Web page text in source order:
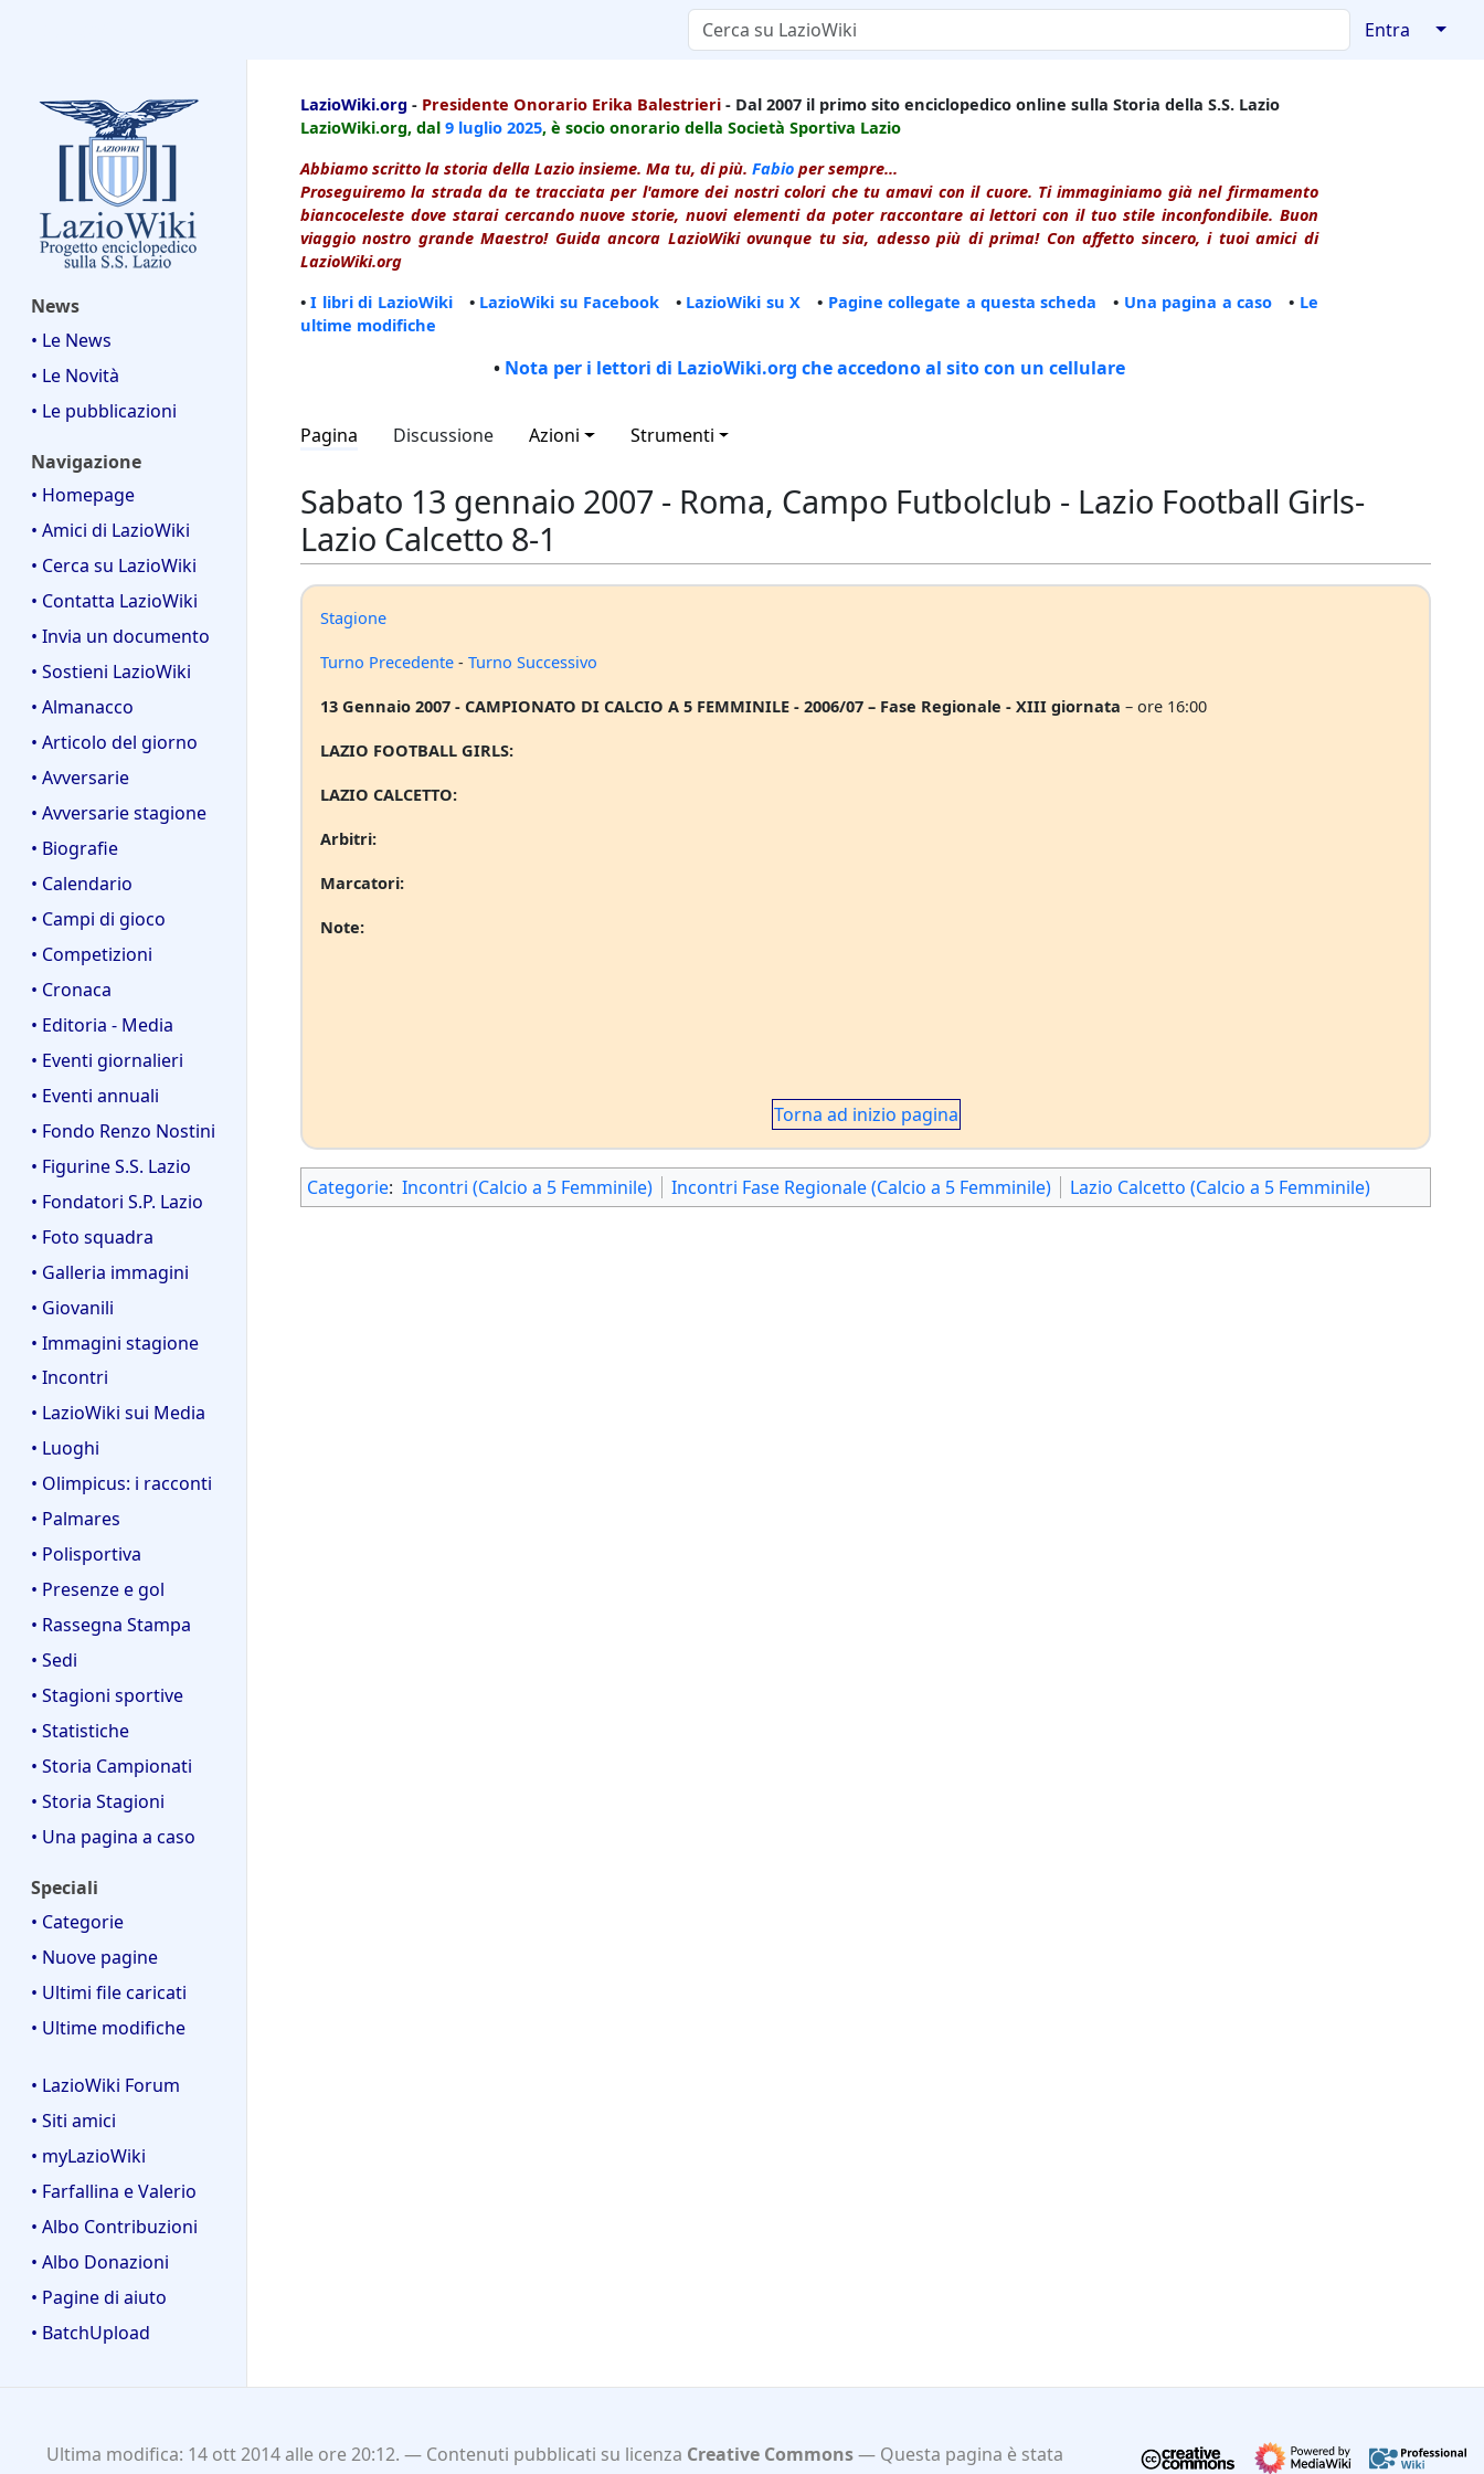
Entra ↓
News
• Le News
• Le Novità
• Le pubblicazioni
Navigazione
• Homepage
• Amici di LazioWiki
• Cerca su LazioWiki
• Contatta LazioWiki
• Invia un documento
• Sostieni LazioWiki
• Almanacco
• Articolo del giorno
• Avversarie
• Avversarie stagione
• Biografie
• Calendario
• Campi di gioco
• Competizioni
• Cronaca
• Editoria - Media
• Eventi giornalieri
• Eventi annuali
• Fondo Renzo Nostini
• Figurine S.S. Lazio
• Fondatori S.P. Lazio
• Foto squadra
• Galleria immagini
• Giovanili
• Immagini stagione
• Incontri
• LazioWiki sui Media
• Luoghi
• Olimpicus: i racconti
• Palmares
• Polisportiva
• Presenze e gol
• Rassegna Stampa
• Sedi
• Stagioni sportive
• Statistiche
• Storia Campionati
• Storia Stagioni
• Una pagina a caso
Speciali
• Categorie
• Nuove pagine
• Ultimi file caricati
• Ultime modifiche
• LazioWiki Forum
• Siti amici
• myLazioWiki
• Farfallina e Valerio
• Albo Contribuzioni
• Albo Donazioni
• Pagine di aiuto
• BatchUpload
LazioWiki.org - Presidente Onorario Erika Balestrieri - Dal 2007 il primo sito enciclopedico online sulla Storia della S.S. Lazio
LazioWiki.org, dal 9 luglio 2025, è socio onorario della Società Sportiva Lazio
Abbiamo scritto la storia della Lazio insieme. Ma tu, di più. Fabio per sempre...
Proseguiremo la strada da te tracciata per l'amore dei nostri colori che tu amavi con il cuore. Ti immaginiamo già nel firmamento
biancoceleste dove starai cercando nuove storie, nuovi elementi da poter raccontare ai lettori con il tuo stile inconfondibile. Buon
viaggio nostro grande Maestro! Guida ancora LazioWiki ovunque tu sia, adesso più di prima! Con affetto sincero, i tuoi amici di
LazioWiki.org
•I libri di LazioWiki• LazioWiki su Facebook • LazioWiki su X • Pagine collegate a questa scheda • Una pagina a caso • Le
ultime modifiche
• Nota per i lettori di LazioWiki.org che accedono al sito con un cellulare
Pagina Discussione Azioni Strumenti
Sabato 13 gennaio 2007 - Roma, Campo Futbolclub - Lazio Football Girls-
Lazio Calcetto 8-1
Stagione
Turno Precedente - Turno Successivo
13 Gennaio 2007 - CAMPIONATO DI CALCIO A 5 FEMMINILE - 2006/07 – Fase Regionale - XIII giornata – ore 16:00
LAZIO FOOTBALL GIRLS:
LAZIO CALCETTO:
Arbitri:
Marcatori:
Note:
Torna ad inizio pagina
Categorie: Incontri (Calcio a 5 Femminile) Incontri Fase Regionale (Calcio a 5 Femminile) Lazio Calcetto (Calcio a 5 Femminile)
Ultima modifica: 14 ott 2014 alle ore 20:12. Contenuti pubblicati su licenza Creative Commons
Questa pagina è stata